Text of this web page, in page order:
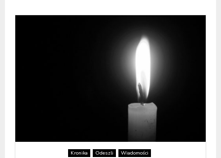
Kronika Odeszli Wiadomości